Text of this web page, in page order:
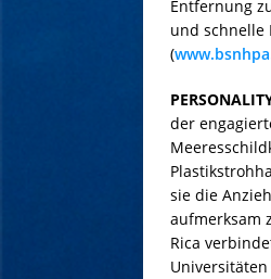
Entfernung
und schnelle
(
der
sie die
aufmerksam
Rica